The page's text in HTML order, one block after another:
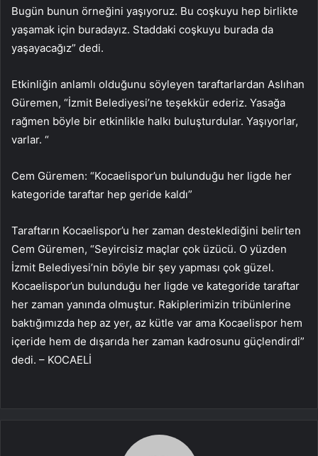
Bugün bunun örneğini yaşıyoruz. Bu coşkuyu hep birlikte
yaşamak için buradayız. Staddaki coşkuyu burada da
yaşayacağız” dedi.
Etkinliğin anlamlı olduğunu söyleyen taraftarlardan Aslıhan
Güremen, “İzmit Belediyesi’ne teşekkür ederiz. Yasağa
rağmen böyle bir etkinlikle halkı buluşturdular. Yaşıyorlar,
varlar. “
Cem Güremen: “Kocaelispor’un bulunduğu her ligde her
kategoride taraftar hep geride kaldı”
Taraftarın Kocaelispor’u her zaman desteklediğini belirten
Cem Güremen, “Seyircisiz maçlar çok üzücü. O yüzden
İzmit Belediyesi’nin böyle bir şey yapması çok güzel.
Kocaelispor’un bulunduğu her ligde ve kategoride taraftar
her zaman yanında olmuştur. Rakiplerimizin tribünlerine
baktığımızda hep az yer, az kütle var ama Kocaelispor hem
içeride hem de dışarıda her zaman kadrosunu güçlendirdi”
dedi. – KOCAELİ